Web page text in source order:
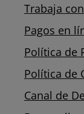
Trabaja
Pagos en
Política de
Política de
Canal de